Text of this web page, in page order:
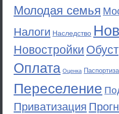
Молодая семья
Налоги Наследство
Новостройки
Оплата Оценка
Переселение
Приватизация